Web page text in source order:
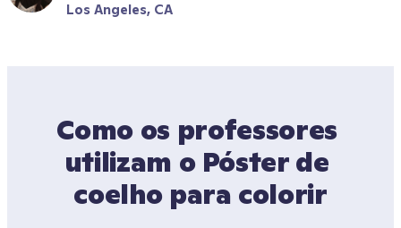
Los Angeles, CA
Como os professores
utilizam o Póster de
coelho para colorir